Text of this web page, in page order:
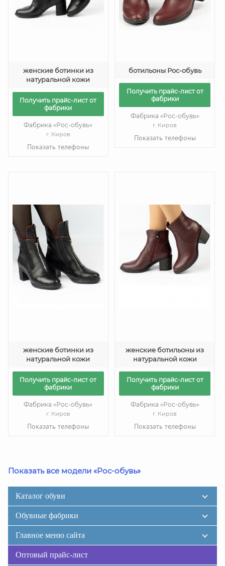
женские ботинки из
натуральной кожи
Получить прайс-лист от
фабрики
Фабрика «Рос-обувь»
г. Киров
Показать телефоны
ботильоны Рос-обувь
Получить прайс-лист от
фабрики
Фабрика «Рос-обувь»
г. Киров
Показать телефоны
женские ботинки из
натуральной кожи
Получить прайс-лист от
фабрики
Фабрика «Рос-обувь»
г. Киров
Показать телефоны
женские ботильоны из
натуральной кожи
Получить прайс-лист от
фабрики
Фабрика «Рос-обувь»
г. Киров
Показать телефоны
Показать все модели «Рос-обувь»
Каталог обуви
Обувные фабрики
Главное меню сайта
Оптовый прайс-лист